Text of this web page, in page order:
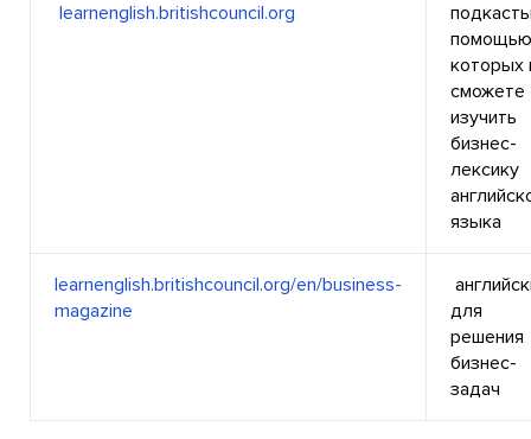
learnenglish.britishcouncil.org
помощью
которых
сможете
изучить
бизнес-
лексику
языка
learnenglish.britishcouncil.org/en/business-
magazine
для
решения
бизнес-
задач